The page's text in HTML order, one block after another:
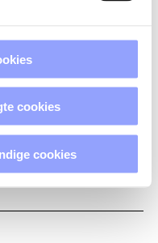
cookies
cookies
OG